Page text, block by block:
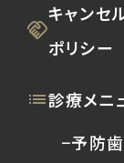
キャンセ
ポリシー
診療メニ
−予防